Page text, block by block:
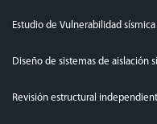
Estudio de Vulnerabilidad
Diseño de sistemas de aislación
Revisión estructural